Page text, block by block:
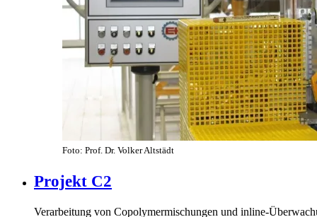
Foto: Prof. Dr. Volker Altstädt
Projekt C2
Verarbeitung von Copolymermischungen und inline-